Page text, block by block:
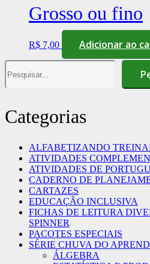
Grosso ou fino
R$ 7,00 Adicionar ao
Pesquisa
Categorias
ALFABETIZANDO
ATIVIDADES
ATIVIDADES DE
CADERNO DE
CARTAZES
EDUCAÇÃO INCLUSIVA
FICHAS DE LEITURA
SPINNER
PACOTES ESPECIAIS
SÉRIE CHUVA DO
ÁLGEBRA